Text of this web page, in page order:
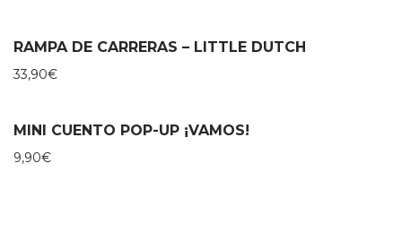
RAMPA DE CARRERAS – LITTLE DUTCH
33,90€
MINI CUENTO POP-UP ¡VAMOS!
9,90€